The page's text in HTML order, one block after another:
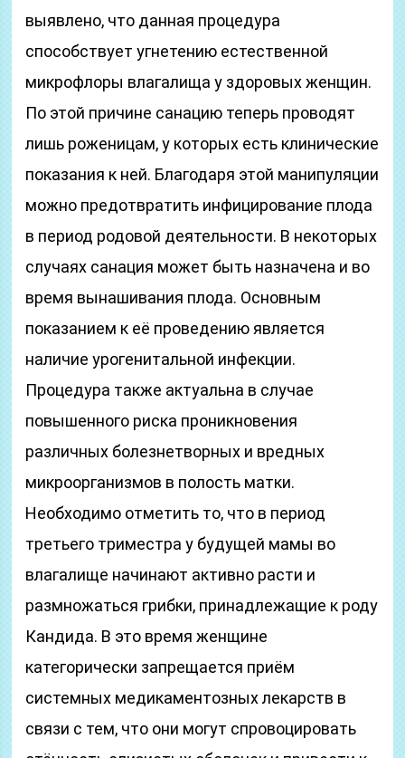
выявлено, что данная процедура
способствует угнетению естественной
микрофлоры влагалища у здоровых женщин.
По этой причине санацию теперь проводят
лишь роженицам, у которых есть клинические
показания к ней. Благодаря этой манипуляции
можно предотвратить инфицирование плода
в период родовой деятельности. В некоторых
случаях санация может быть назначена и во
время вынашивания плода. Основным
показанием к её проведению является
наличие урогенитальной инфекции.
Процедура также актуальна в случае
повышенного риска проникновения
различных болезнетворных и вредных
микроорганизмов в полость матки.
Необходимо отметить то, что в период
третьего триместра у будущей мамы во
влагалище начинают активно расти и
размножаться грибки, принадлежащие к роду
Кандида. В это время женщине
категорически запрещается приём
системных медикаментозных лекарств в
связи с тем, что они могут спровоцировать